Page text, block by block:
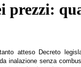
prezzi:
atteso Decreto
inalazione senza